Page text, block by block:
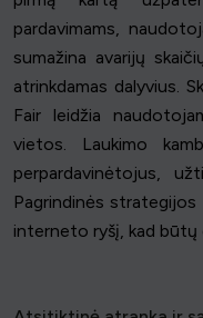
pardavimams,
sumažina avarijų
atrinkdamas dalyvius.
Fair leidžia
vietos. Laukimo
perpardavinėtojus,
Pagrindinės
interneto ryšį, kad būtų